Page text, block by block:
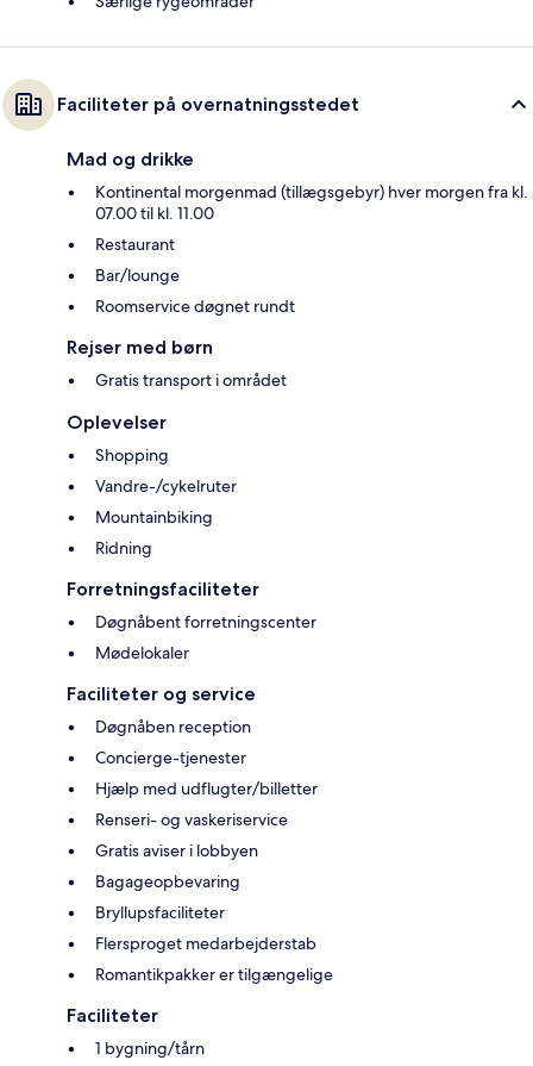
Faciliteter på overnatningsstedet
Mad og drikke
Kontinental morgenmad (tillægsgebyr) hver morgen fra kl.
07.00 til kl. 11.00
Restaurant
Bar/lounge
Roomservice døgnet rundt
Rejser med børn
Gratis transport i området
Oplevelser
Shopping
Vandre-/cykelruter
Mountainbiking
Ridning
Forretningsfaciliteter
Døgnåbent forretningscenter
Mødelokaler
Faciliteter og service
Døgnåben reception
Concierge-tjenester
Hjælp med udflugter/billetter
Renseri- og vaskeriservice
Gratis aviser i lobbyen
Bagageopbevaring
Bryllupsfaciliteter
Flersproget medarbejderstab
Romantikpakker er tilgængelige
Faciliteter
1 bygning/tårn